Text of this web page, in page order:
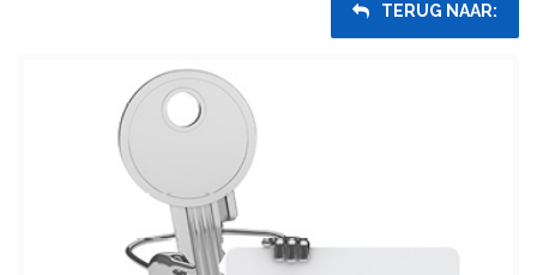
TERUG NAAR: